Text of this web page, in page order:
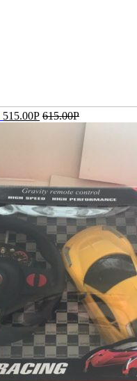
515.00Р 615.00Р